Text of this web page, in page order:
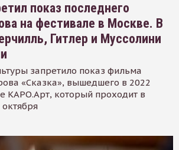
показ последнего
на фестивале в Москве. В
Гитлер и Муссолини
запретило показ фильма
«Сказка», вышедшего в 2022
КАРО.Арт, который проходит в